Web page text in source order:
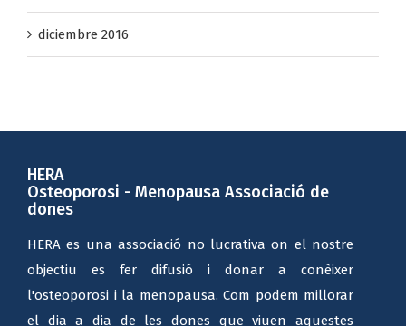
enero 2017
diciembre 2016
HERA
Osteoporosi - Menopausa Associació de
dones
HERA es una associació no lucrativa on el nostre
objectiu es fer difusió i donar a conèixer
l'osteoporosi i la menopausa. Com podem millorar